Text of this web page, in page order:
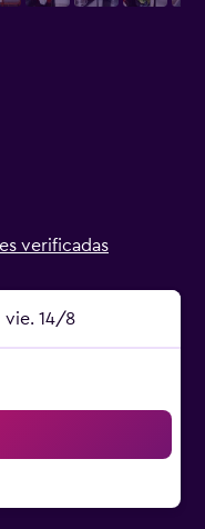
verificadas
vie. 14/8